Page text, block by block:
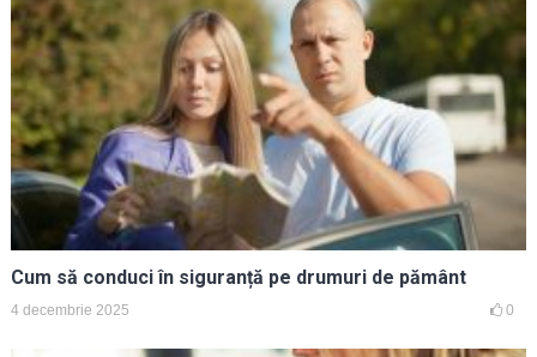
Cum să conduci în siguranță pe drumuri de pământ
4 decembrie 2025 0